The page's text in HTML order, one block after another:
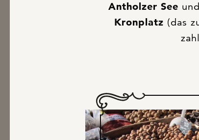
Antholzer See
Kronplatz (das